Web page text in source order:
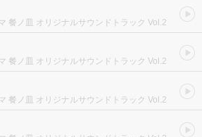
餐ノ皿 オリジナルサウンドトラック Vol.2
餐ノ皿 オリジナルサウンドトラック Vol.2
餐ノ皿 オリジナルサウンドトラック Vol.2